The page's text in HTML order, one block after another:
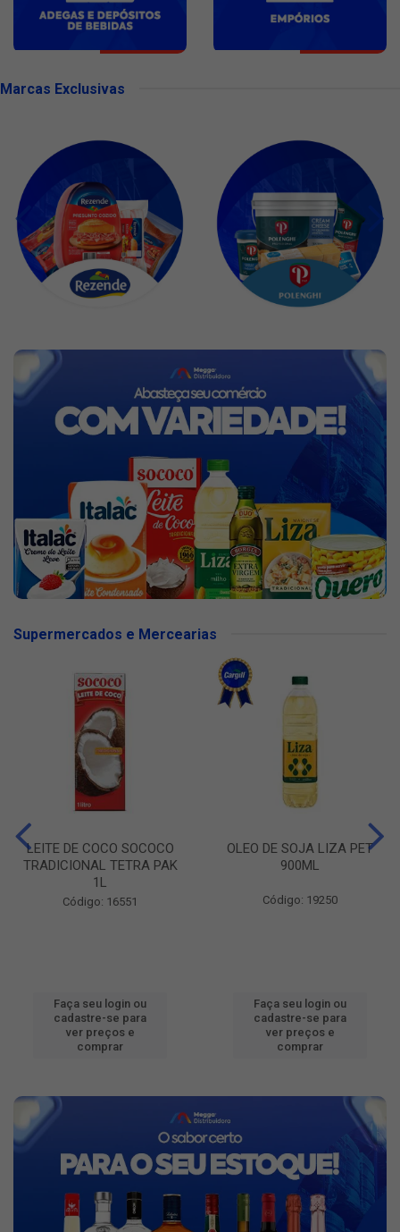
Marcas Exclusivas
Supermercados e Mercearias
LEITE DE COCO SOCOCO
TRADICIONAL TETRA PAK
1L
Código: 16551
Faça seu login ou
cadastre-se para
ver preços e
comprar
OLEO DE SOJA LIZA PET
900ML
Código: 19250
Faça seu login ou
cadastre-se para
ver preços e
comprar